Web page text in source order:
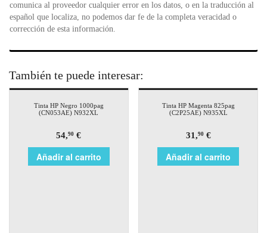
comunica al proveedor cualquier error en los datos, o en la traducción al
español que localiza, no podemos dar fe de la completa veracidad o
corrección de esta información.
También te puede interesar:
Tinta HP Negro 1000pag
(CN053AE) N932XL
54,90 €
Añadir al carrito
Tinta HP Magenta 825pag
(C2P25AE) N935XL
31,90€
Añadir al carrito